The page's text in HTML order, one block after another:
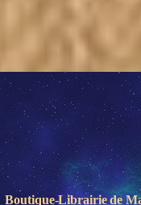
Boutique-Librairie de